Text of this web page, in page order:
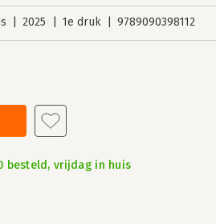
2025 1e druk 9789090398112
besteld, vrijdag in huis